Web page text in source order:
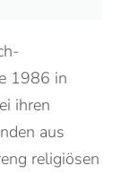
1986 in
ihren
aus
religiösen